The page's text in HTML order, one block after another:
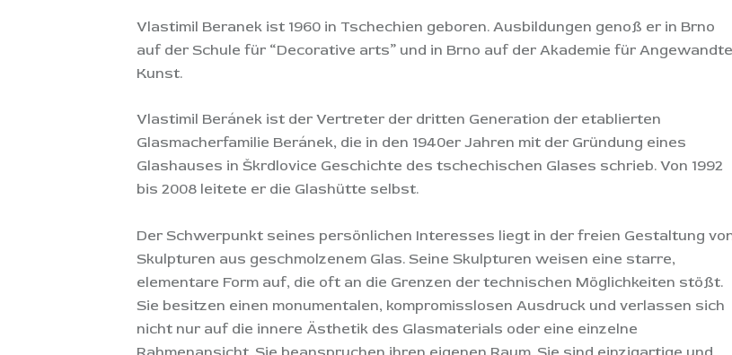
Vlastimil Beranek ist 1960 in Tschechien geboren. Ausbildungen genoß er in Brno
auf der Schule für “Decorative arts” und in Brno auf der Akademie für Angewandte
Kunst.
Vlastimil Beránek ist der Vertreter der dritten Generation der etablierten
Glasmacherfamilie Beránek, die in den 1940er Jahren mit der Gründung eines
Glashauses in Škrdlovice Geschichte des tschechischen Glases schrieb. Von 1992
bis 2008 leitete er die Glashütte selbst.
Der Schwerpunkt seines persönlichen Interesses liegt in der freien Gestaltung
Skulpturen aus geschmolzenem Glas. Seine Skulpturen weisen eine starre,
elementare Form auf, die oft an die Grenzen der technischen Möglichkeiten stößt.
Sie besitzen einen monumentalen, kompromisslosen Ausdruck und verlassen sich
nicht nur auf die innere Ästhetik des Glasmaterials oder eine einzelne